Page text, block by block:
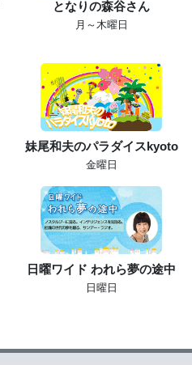
となりの森谷さん
月～木曜日
妹尾和夫のパラダイスkyoto
金曜日
日曜ワイド われら夢の途中
日曜日